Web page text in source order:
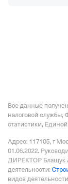
Все данные
налоговой службы,
статистики,
Адрес: 117105, г
01.06.2022.
ДИРЕКТОР Блащук
деятельности:
видов